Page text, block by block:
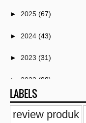
► 2025 (67)
► 2024 (43)
► 2023 (31)
► 2022 (98)
►2021(259)
LABELS
review produk